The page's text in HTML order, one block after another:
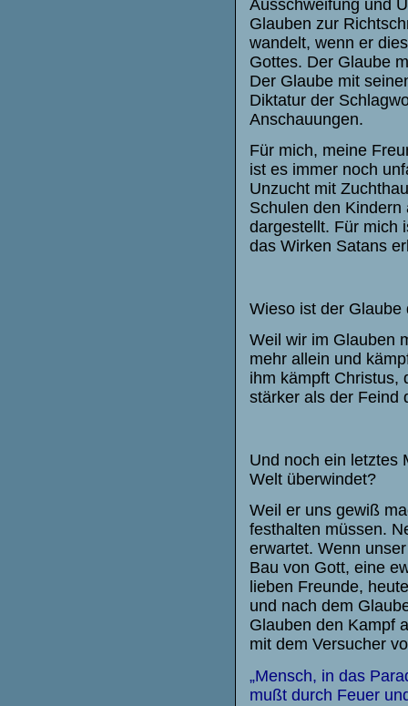
Ausschweifung und
Glauben zur
wandelt, wenn er
Gottes. Der Glaube
Der Glaube mit
Diktatur der
Anschauungen.
Für mich, meine
ist es immer noch
Unzucht mit
Schulen den
dargestellt. Für mich
das Wirken Satans
Wieso ist der
Weil wir im Glauben
mehr allein und
ihm kämpft Christus,
stärker als der Feind
Und noch ein letztes
Welt überwindet?
Weil er uns gewiß
festhalten müssen.
erwartet. Wenn
Bau von Gott, eine
lieben Freunde,
und nach dem
Glauben den Kampf
mit dem Versucher
„Mensch, in das
mußt durch Feuer